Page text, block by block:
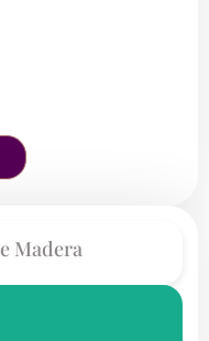
Madera